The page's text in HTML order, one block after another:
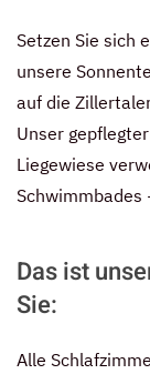
Setzen Sie sich
unsere
auf die
Unser
Liegewiese
Schwimmbades
Das ist
Sie:
Alle